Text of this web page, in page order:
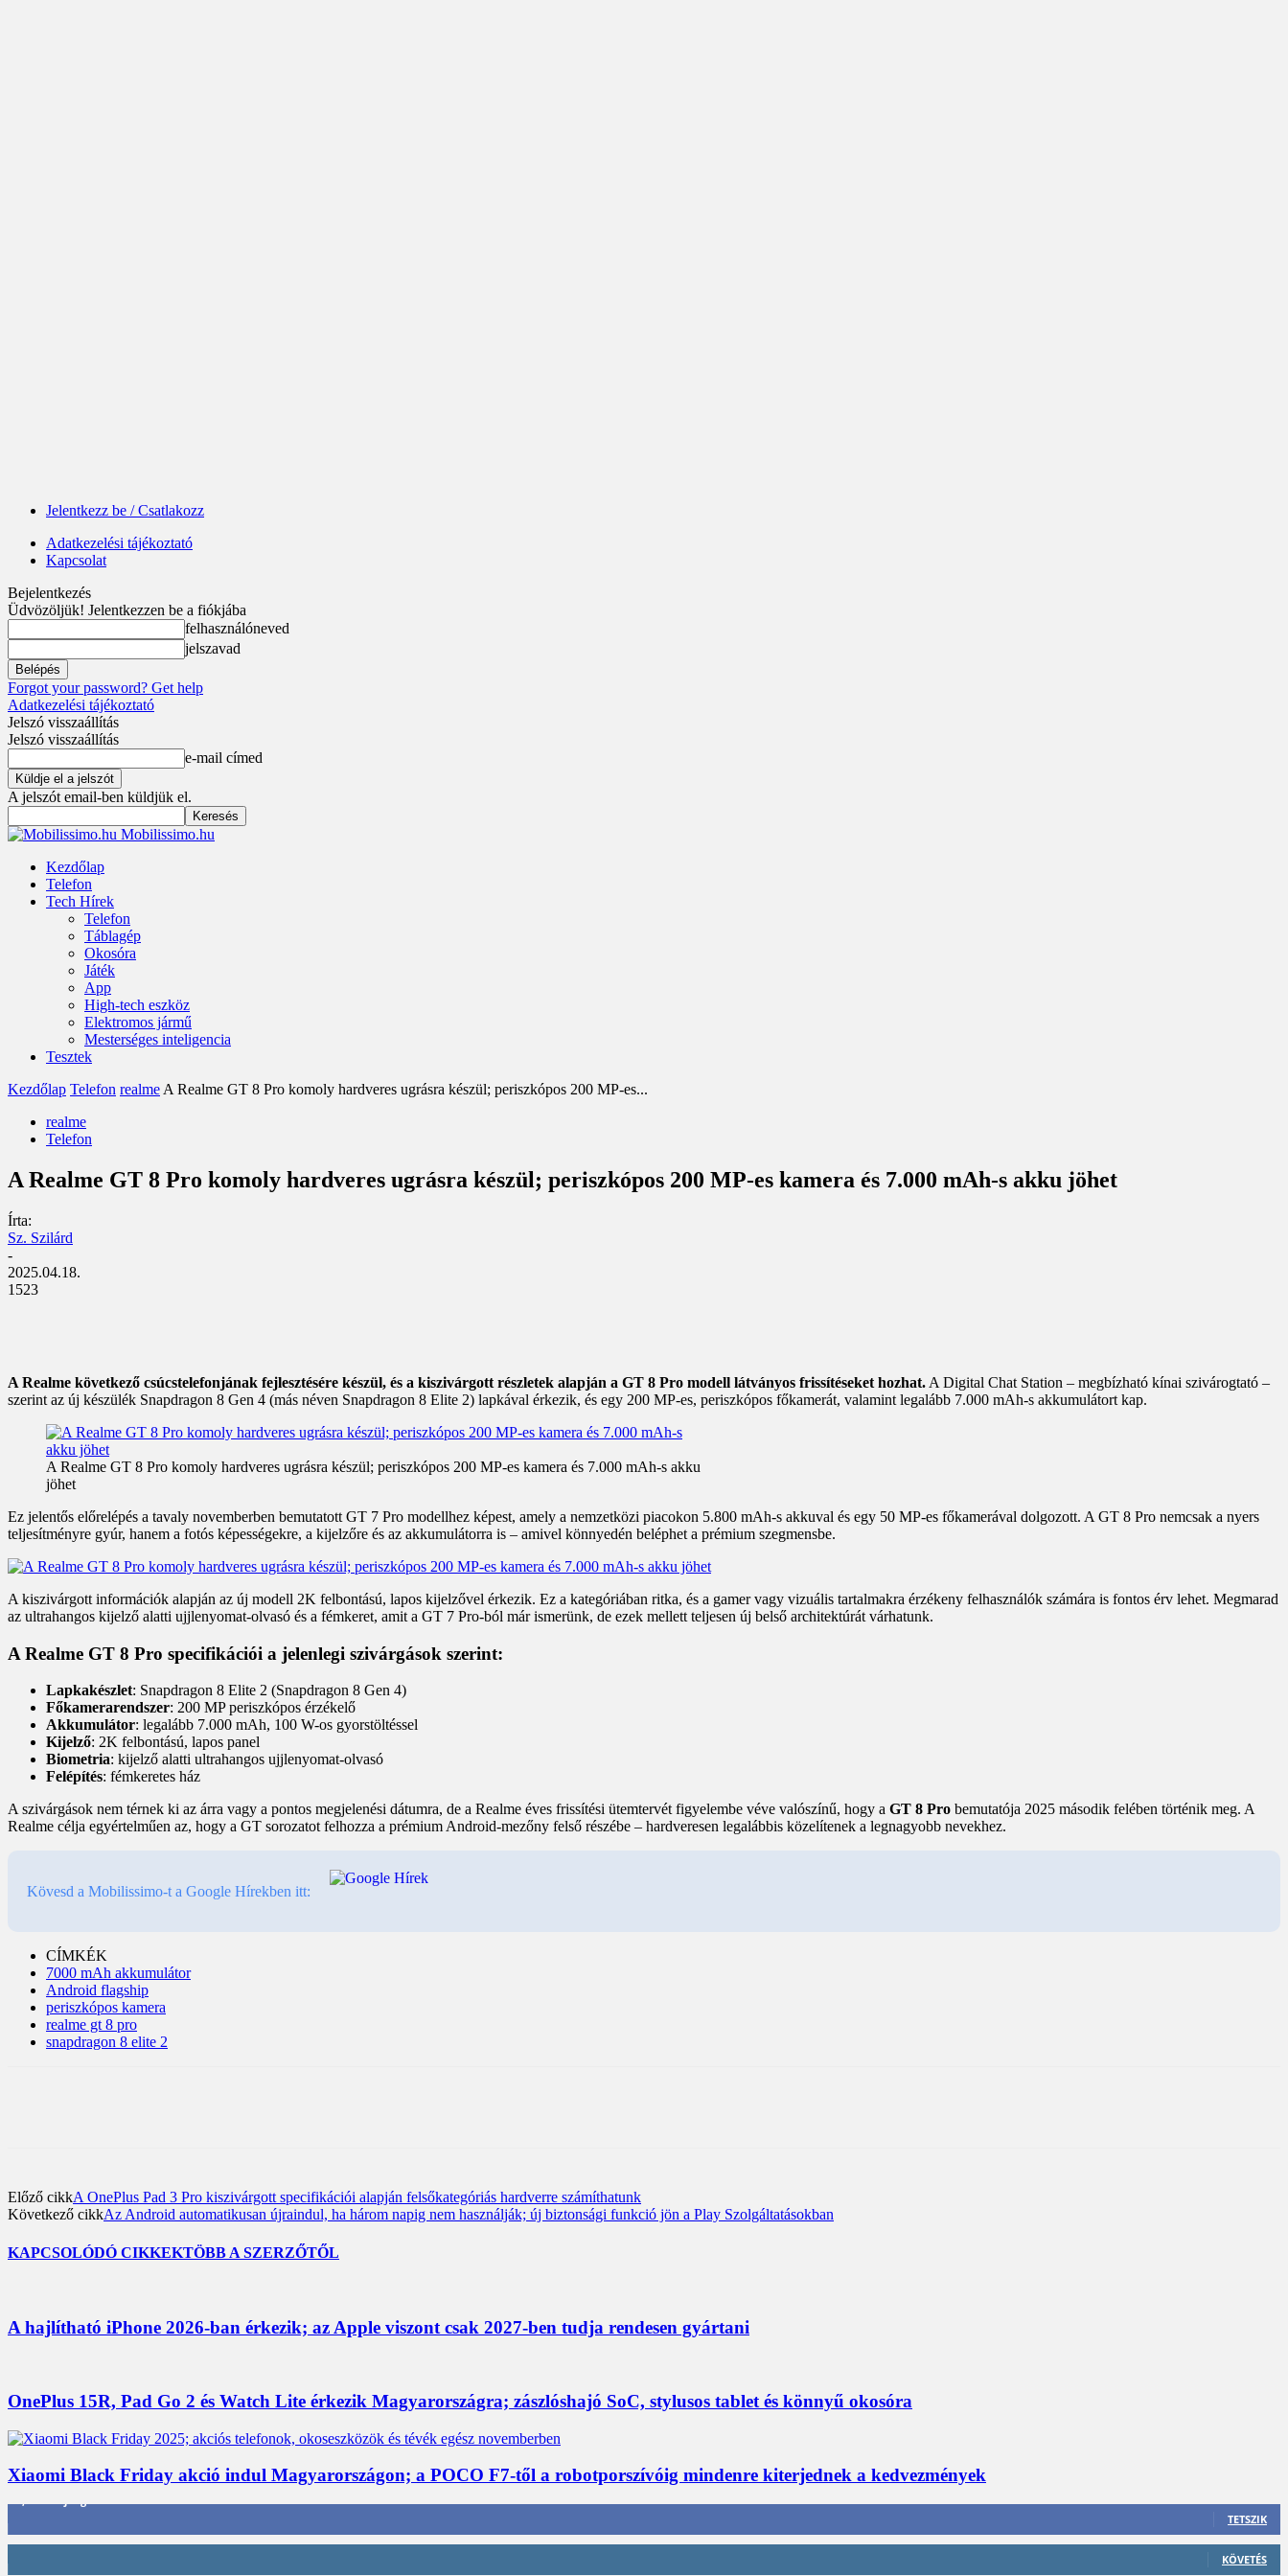
Jelentkezz be / Csatlakozz
Adatkezelési tájékoztató
Kapcsolat
Bejelentkezés
Üdvözöljük! Jelentkezzen be a fiókjába
felhasználóneved
jelszavad
Forgot your password? Get help
Adatkezelési tájékoztató
Jelszó visszaállítás
Jelszó visszaállítás
e-mail címed
A jelszót email-ben küldjük el.
Mobilissimo.hu
Kezdőlap
Telefon
Tech Hírek
Telefon
Táblagép
Okosóra
Játék
App
High-tech eszköz
Elektromos jármű
Mesterséges inteligencia
Tesztek
Kezdőlap Telefon realme A Realme GT 8 Pro komoly hardveres ugrásra készül; periszkópos 200 MP-es...
realme
Telefon
A Realme GT 8 Pro komoly hardveres ugrásra készül; periszkópos 200 MP-es kamera és 7.000 mAh-s akku jöhet
Írta:
Sz. Szilárd
-
2025.04.18.
1523
A Realme következő csúcstelefonjának fejlesztésére készül, és a kiszivárgott részletek alapján a GT 8 Pro modell látványos frissítéseket hozhat. A Digital Chat Station – megbízható kínai szivárogtató –
szerint az új készülék Snapdragon 8 Gen 4 (más néven Snapdragon 8 Elite 2) lapkával érkezik, és egy 200 MP-es, periszkópos főkamerát, valamint legalább 7.000 mAh-s akkumulátort kap.
A Realme GT 8 Pro komoly hardveres ugrásra készül; periszkópos 200 MP-es kamera és 7.000 mAh-s akku
jöhet
Ez jelentős előrelépés a tavaly novemberben bemutatott GT 7 Pro modellhez képest, amely a nemzetközi piacokon 5.800 mAh-s akkuval és egy 50 MP-es főkamerával dolgozott. A GT 8 Pro nemcsak a nyers
teljesítményre gyúr, hanem a fotós képességekre, a kijelzőre és az akkumulátorra is – amivel könnyedén beléphet a prémium szegmensbe.
A kiszivárgott információk alapján az új modell 2K felbontású, lapos kijelzővel érkezik. Ez a kategóriában ritka, és a gamer vagy vizuális tartalmakra érzékeny felhasználók számára is fontos érv lehet. Megmarad
az ultrahangos kijelző alatti ujjlenyomat-olvasó és a fémkeret, amit a GT 7 Pro-ból már ismerünk, de ezek mellett teljesen új belső architektúrát várhatunk.
A Realme GT 8 Pro specifikációi a jelenlegi szivárgások szerint:
Lapkakészlet: Snapdragon 8 Elite 2 (Snapdragon 8 Gen 4)
Főkamerarendszer: 200 MP periszkópos érzékelő
Akkumulátor: legalább 7.000 mAh, 100 W-os gyorstöltéssel
Kijelző: 2K felbontású, lapos panel
Biometria: kijelző alatti ultrahangos ujjlenyomat-olvasó
Felépítés: fémkeretes ház
A szivárgások nem térnek ki az árra vagy a pontos megjelenési dátumra, de a Realme éves frissítési ütemtervét figyelembe véve valószínű, hogy a GT 8 Pro bemutatója 2025 második felében történik meg. A
Realme célja egyértelműen az, hogy a GT sorozatot felhozza a prémium Android-mezőny felső részébe – hardveresen legalábbis közelítenek a legnagyobb nevekhez.
Kövesd a Mobilissimo-t a Google Hírekben itt:
CÍMKÉK
7000 mAh akkumulátor
Android flagship
periszkópos kamera
realme gt 8 pro
snapdragon 8 elite 2
Előző cikkA OnePlus Pad 3 Pro kiszivárgott specifikációi alapján felsőkategóriás hardverre számíthatunk
Következő cikkAz Android automatikusan újraindul, ha három napig nem használják; új biztonsági funkció jön a Play Szolgáltatásokban
KAPCSOLÓDÓ CIKKEKTÖBB A SZERZŐTŐL
A hajlítható iPhone 2026-ban érkezik; az Apple viszont csak 2027-ben tudja rendesen gyártani
OnePlus 15R, Pad Go 2 és Watch Lite érkezik Magyarországra; zászlóshajó SoC, stylusos tablet és könnyű okosóra
Xiaomi Black Friday akció indul Magyarországon; a POCO F7-től a robotporszívóig mindenre kiterjednek a kedvezmények
TETSZIK
KÖVETÉS